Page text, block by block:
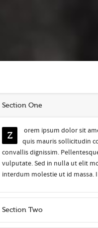
Section One
Z
orem ipsum dolor sit
quis mauris sollicitudin
convallis dignissim.
vulputate. Sed in nulla ut elit
interdum molestie ut id massa.
Section Two